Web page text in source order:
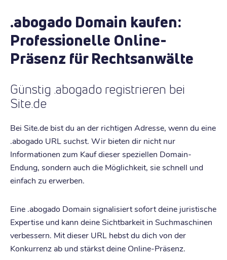
.abogado Domain kaufen:
Professionelle Online-
Präsenz für Rechtsanwälte
Günstig .abogado registrieren bei
Site.de
Bei Site.de bist du an der richtigen Adresse, wenn du eine
.abogado URL suchst. Wir bieten dir nicht nur
Informationen zum Kauf dieser speziellen Domain-
Endung, sondern auch die Möglichkeit, sie schnell und
einfach zu erwerben.
Eine .abogado Domain signalisiert sofort deine juristische
Expertise und kann deine Sichtbarkeit in Suchmaschinen
verbessern. Mit dieser URL hebst du dich von der
Konkurrenz ab und stärkst deine Online-Präsenz.